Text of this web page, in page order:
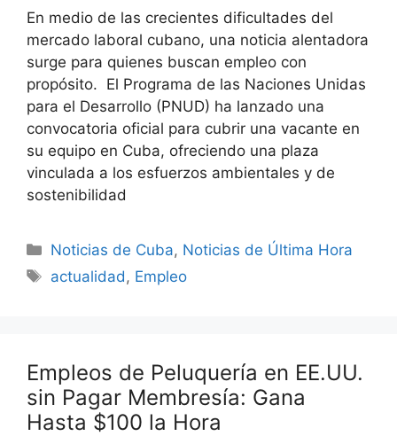
En medio de las crecientes dificultades del
mercado laboral cubano, una noticia alentadora
surge para quienes buscan empleo con
propósito. El Programa de las Naciones Unidas
para el Desarrollo (PNUD) ha lanzado una
convocatoria oficial para cubrir una vacante en
su equipo en Cuba, ofreciendo una plaza
vinculada a los esfuerzos ambientales y de
sostenibilidad
Categories
Noticias de Cuba, Noticias de Última Hora
Tags
actualidad , Empleo
Empleos de Peluquería en EE.UU.
sin Pagar Membresía: Gana
Hasta $100 la Hora